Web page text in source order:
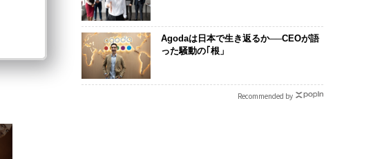
Agodaは日本で生き返るか──CEOが語
った騒動の｢根」
Recommended by